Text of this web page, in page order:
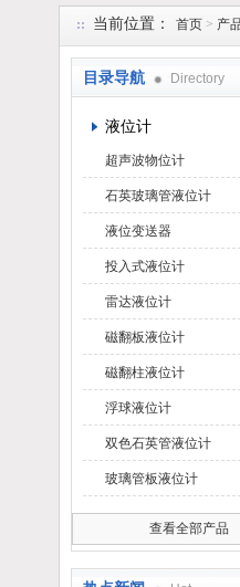
安徽久跃仪表有限公司
当前位置： 首页 > 产
目录导航 Directory
液位计
超声波物位计
石英玻璃管液位计
液位变送器
投入式液位计
雷达液位计
磁翻板液位计
磁翻柱液位计
浮球液位计
双色石英管液位计
玻璃管板液位计
查看全部产品